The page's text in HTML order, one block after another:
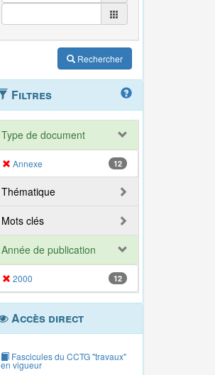
Rechercher
Filtres
Type de document
Annexe 12
Thématique
Mots clés
Année de publication
2000 12
Accès direct
Fascicules du CCTG "travaux"
en vigueur